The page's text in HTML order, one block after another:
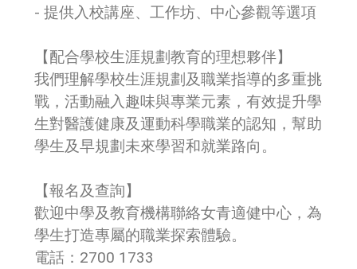
- 提供入校講座、工作坊、中心參觀等選項
【配合學校生涯規劃教育的理想夥伴】
我們理解學校生涯規劃及職業指導的多重挑
戰，活動融入趣味與專業元素，有效提升學
生對醫護健康及運動科學職業的認知，幫助
學生及早規劃未來學習和就業路向。
【報名及查詢】
歡迎中學及教育機構聯絡女青適健中心，為
學生打造專屬的職業探索體驗。
電話：2700 1733